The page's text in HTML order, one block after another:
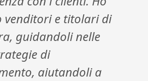
venditori e titolari di
guidandoli nelle
di
aiutandoli a